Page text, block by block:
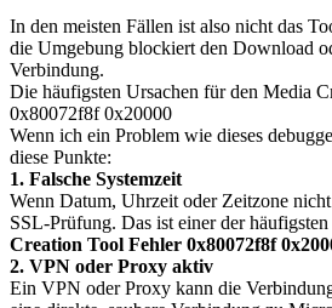
In den meisten Fällen ist also nicht das
die Umgebung blockiert den Download
Verbindung.
Die häufigsten Ursachen für den Media
0x80072f8f 0x20000
Wenn ich ein Problem wie dieses
diese Punkte:
1. Falsche Systemzeit
Wenn Datum, Uhrzeit oder Zeitzone
SSL-Prüfung. Das ist einer der
Creation Tool Fehler 0x80072f8f
2. VPN oder Proxy aktiv
Ein VPN oder Proxy kann die